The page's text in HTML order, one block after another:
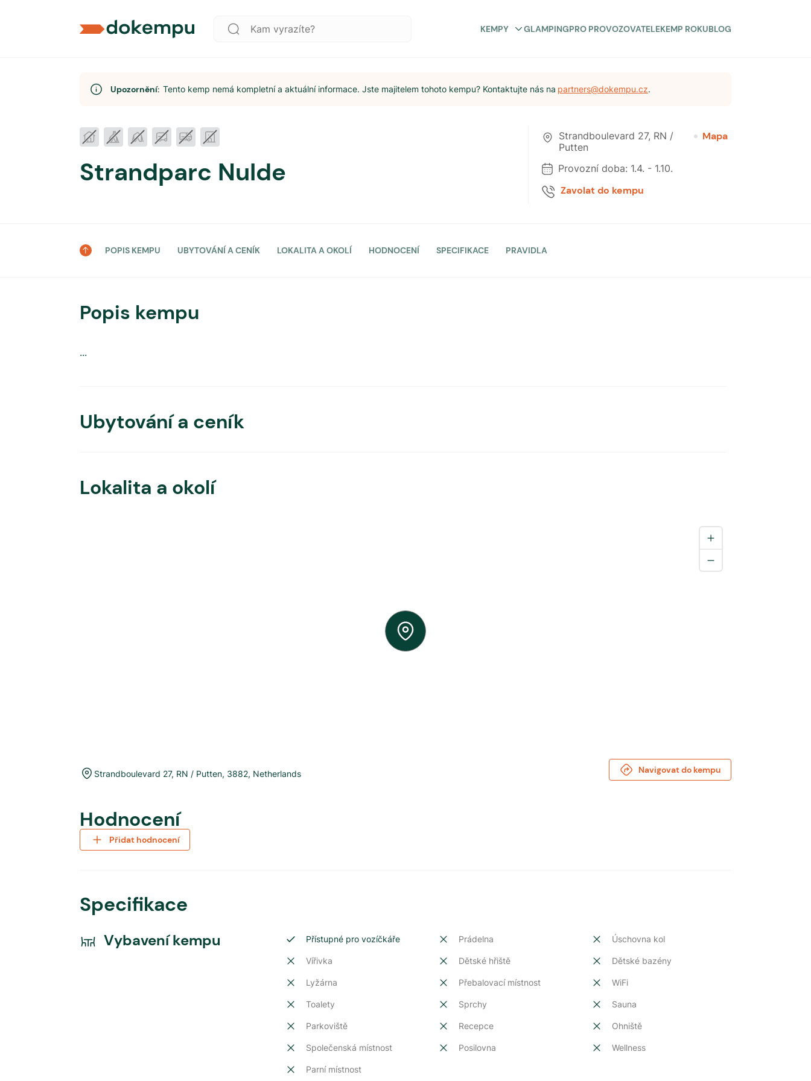
KEMPY GLAMPINGPRO PROVOZOVATELEKEMP ROKUBLOG
Upozornění: Tento kemp nemá kompletní a aktuální informace. Jste majitelem tohoto kempu? Kontaktujte nás na partners@dokempu.cz.
Strandparc Nulde
Strandboulevard 27, RN /
Putten
Mapa
Provozní doba: 1.4. - 1.10.
Zavolat do kempu
POPIS KEMPU UBYTOVÁNÍ A CENÍK LOKALITA A OKOLÍ HODNOCENÍ SPECIFIKACE PRAVIDLA
Popis kempu
...
Ubytování a ceník
Lokalita a okolí
Strandboulevard 27, RN / Putten, 3882, Netherlands Navigovat do kempu
Hodnocení
Přidat hodnocení
Specifikace
Vybavení kempu Přístupné pro vozíčkáře Prádelna Úschovna kol
Vířivka Dětské hřiště Dětské bazény
Lyžárna Přebalovací místnost WiFi
Toalety Sprchy Sauna
Parkoviště Recepce Ohniště
Společenská místnost Posilovna Wellness
Parní místnost